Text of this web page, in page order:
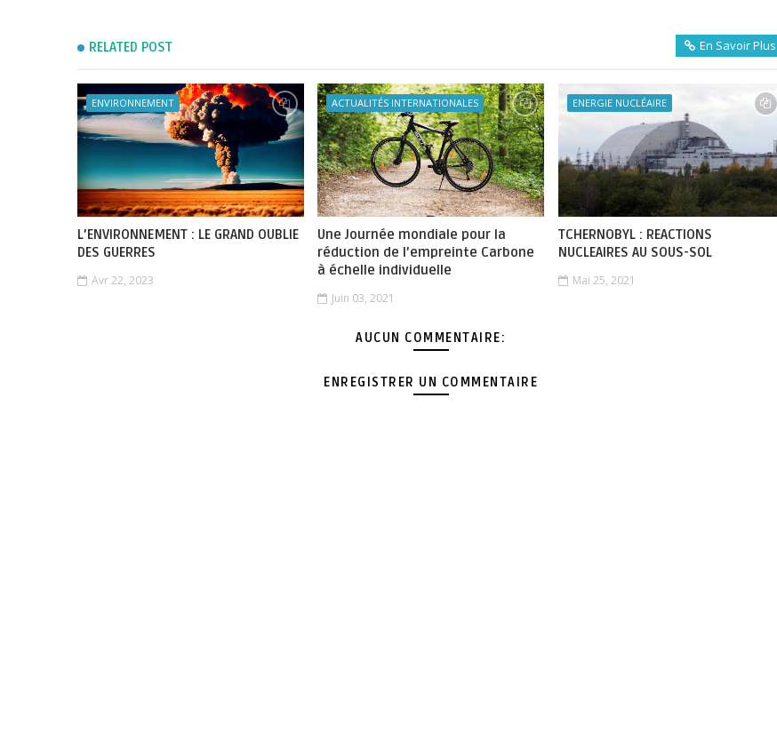
RELATED POST En Savoir Plus
ENVIRONNEMENT
L’ENVIRONNEMENT : LE GRAND OUBLIE
DES GUERRES
Avr 22, 2023
ACTUALITÉS INTERNATIONALES
Une Journée mondiale pour la
réduction de l’empreinte Carbone
à échelle individuelle
Juin 03, 2021
ENERGIE NUCLÉAIRE
TCHERNOBYL : REACTIONS
NUCLEAIRES AU SOUS-SOL
Mai 25, 2021
AUCUN COMMENTAIRE:
ENREGISTRER UN COMMENTAIRE